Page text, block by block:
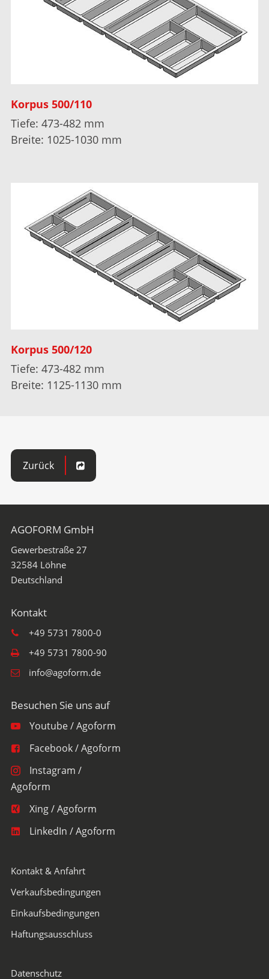
Korpus 500/110
Tiefe: 473-482 mm
Breite: 1025-1030 mm
Korpus 500/120
Tiefe: 473-482 mm
Breite: 1125-1130 mm
Zurück
AGOFORM GmbH
Gewerbestraße 27
32584 Löhne
+49 5731 7800-0
+49 5731 7800-90
info@agoform.de
Youtube / Agoform
Facebook / Agoform
Instagram /
Agoform
Xing / Agoform
LinkedIn / Agoform
Kontakt & Anfahrt
Verkaufsbedingungen
Einkaufsbedingungen
Haftungsausschluss
Datenschutz